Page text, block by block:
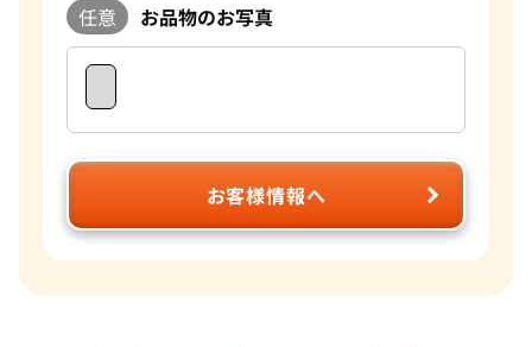
任意 お品物のお写真
お客様情報へ